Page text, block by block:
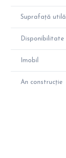
Suprafață utilă
Disponibilitate
Imobil
An construcție